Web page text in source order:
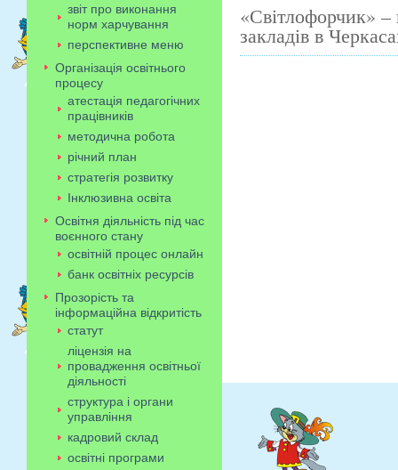
«Світлофорчик»
закладів в
звіт про виконання
норм харчування
перспективне меню
Організація освітнього
процесу
атестація педагогічних
працівників
методична робота
річний план
стратегія розвитку
Інклюзивна освіта
Освітня діяльність під час
воєнного стану
освітній процес онлайн
банк освітніх ресурсів
Прозорість та
інформаційна відкритість
статут
ліцензія на
провадження освітньої
діяльності
структура і органи
управління
кадровий склад
освітні програми